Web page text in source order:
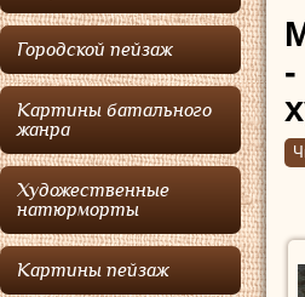
Городской пейзаж
Картины батального
жанра
Художественные
натюрморты
Картины пейзаж